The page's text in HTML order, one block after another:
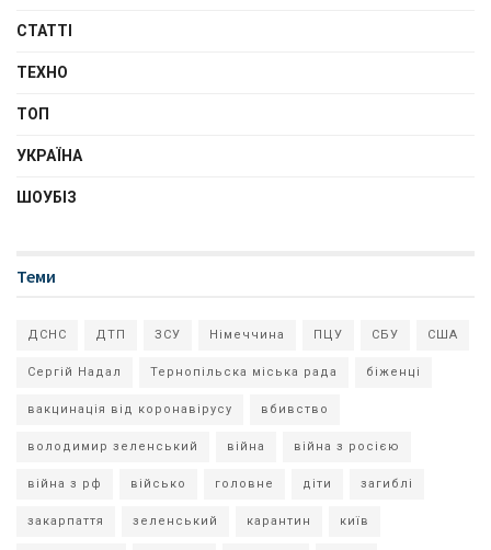
СТАТТІ
ТЕХНО
ТОП
УКРАЇНА
ШОУБІЗ
Теми
ДСНС ДТП ЗСУ Німеччина ПЦУ СБУ США
Сергій Надал Тернопільска міська рада біженці
вакцинація від коронавірусу вбивство
володимир зеленський війна війна з росією
війна з рф військо головне діти загиблі
закарпаття зеленський карантин київ